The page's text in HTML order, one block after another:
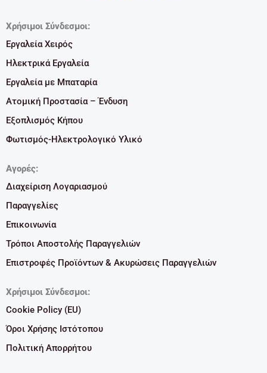
Χρήσιμοι Σύνδεσμοι:
Εργαλεία Χειρός
Ηλεκτρικά Εργαλεία
Εργαλεία με Μπαταρία
Ατομική Προστασία – Ένδυση
Εξοπλισμός Κήπου
Φωτισμός-Ηλεκτρολογικό Υλικό
Αγορές:
Διαχείριση Λογαριασμού
Παραγγελίες
Επικοινωνία
Τρόποι Αποστολής Παραγγελιών
Επιστροφές Προϊόντων & Ακυρώσεις Παραγγελιών
Χρήσιμοι Σύνδεσμοι:
Cookie Policy (EU)
Όροι Χρήσης Ιστότοπου
Πολιτική Απορρήτου